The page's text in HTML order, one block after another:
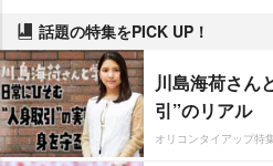
話題の特集をPICK UP！
川島海荷さん
引”のリアル
オリコンタイアップ特